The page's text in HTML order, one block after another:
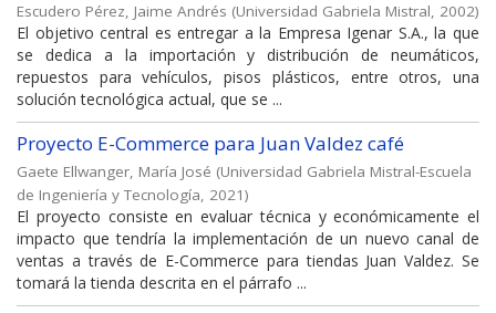
Escudero Pérez, Jaime Andrés (Universidad Gabriela Mistral, 2002)
El objetivo central es entregar a la Empresa Igenar S.A., la que
se dedica a la importación y distribución de neumáticos,
repuestos para vehículos, pisos plásticos, entre otros, una
solución tecnológica actual, que se ...
Proyecto E-Commerce para Juan Valdez café
Gaete Ellwanger, María José (Universidad Gabriela Mistral-Escuela
de Ingeniería y Tecnología, 2021)
El proyecto consiste en evaluar técnica y económicamente el
impacto que tendría la implementación de un nuevo canal de
ventas a través de E-Commerce para tiendas Juan Valdez. Se
tomará la tienda descrita en el párrafo ...